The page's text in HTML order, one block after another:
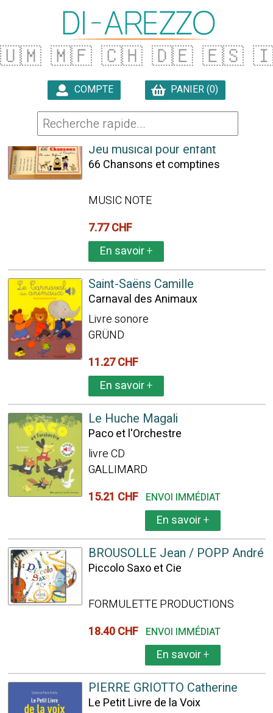
🇺🇲 🇲🇫 🇨🇭 🇩🇪 🇪🇸
COMPTE PANIER (0)
1155 ARTICLES TROUVÉS
Jeu musical pour enfant
66 Chansons et comptines
MUSIC NOTE
7.77 CHF
En savoir+
Saint-Saëns Camille
Carnaval des Animaux
Livre sonore
GRÜND
11.27 CHF
En savoir+
Le Huche Magali
Paco et l'Orchestre
livre CD
GALLIMARD
15.21 CHF ENVOI IMMÉDIAT
En savoir+
BROUSOLLE Jean / POPP André
Piccolo Saxo et Cie
FORMULETTE PRODUCTIONS
18.40 CHF ENVOI IMMÉDIAT
En savoir+
PIERRE GRIOTTO Catherine
Le Petit Livre de la Voix